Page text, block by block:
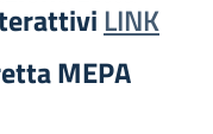
LINK
MEPA